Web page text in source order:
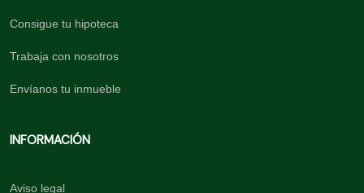
Consigue tu hipoteca
Trabaja con nosotros
Envíanos tu inmueble
INFORMACIÓN
Aviso legal